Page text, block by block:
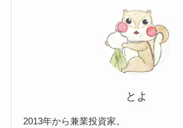
とよ
2013年から兼業投資家。